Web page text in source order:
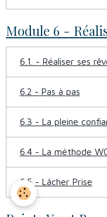
Module 6 -
6.1. - Réaliser ses
6.2 - Pas à pas
6.3 - La pleine
6.4 - La méthode
6.5 - Lâcher Prise